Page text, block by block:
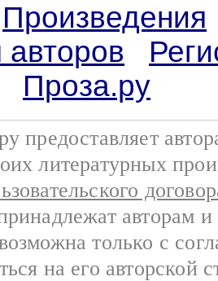
Произведения
Проза.ру
предоставляет
литературных
авторам
только с
на его авторской